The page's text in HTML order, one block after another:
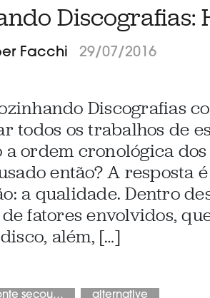
Discografias:
Facchi 29/07/2016
Discografias
todos os trabalhos de
ordem cronológica
então? A resposta
a qualidade. Dentro
fatores envolvidos,
além, […]
secou… alternative